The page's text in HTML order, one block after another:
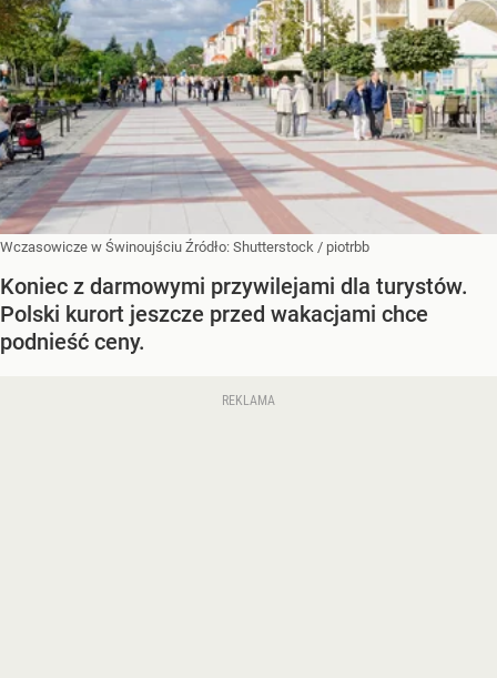
Wczasowicze w Świnoujściu Źródło: Shutterstock / piotrbb
Koniec z darmowymi przywilejami dla turystów.
Polski kurort jeszcze przed wakacjami chce
podnieść ceny.